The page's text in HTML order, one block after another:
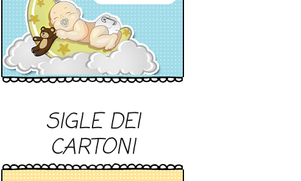
SIGLE DEI
CARTONI